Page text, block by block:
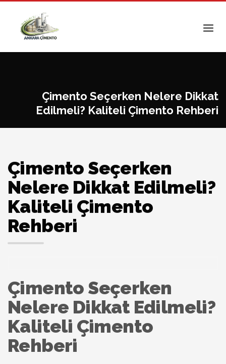
Çimento Seçerken Nelere Dikkat
Edilmeli? Kaliteli Çimento Rehberi
Çimento Seçerken
Nelere Dikkat Edilmeli?
Kaliteli Çimento
Rehberi
Çimento Seçerken
Nelere Dikkat Edilmeli?
Kaliteli Çimento
Rehberi